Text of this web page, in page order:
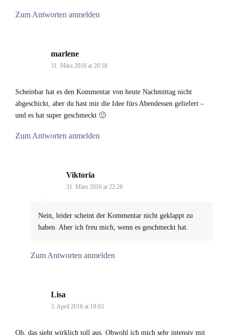
Zum Antworten anmelden
marlene
31. März 2016 at 20:18
Scheinbar hat es den Kommentar von heute Nachmittag nicht
abgeschickt, aber du hast mir die Idee fürs Abendessen geliefert –
und es hat super geschmeckt 🙂
Zum Antworten anmelden
Viktoria
31. März 2016 at 22:28
Nein, leider scheint der Kommentar nicht geklappt zu
haben. Aber ich freu mich, wenn es geschmeckt hat.
Zum Antworten anmelden
Lisa
3. April 2016 at 19:03
Oh, das sieht wirklich toll aus. Obwohl ich mich sehr intensiv mit